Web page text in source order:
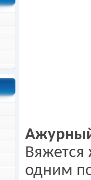
Вяжется
одним